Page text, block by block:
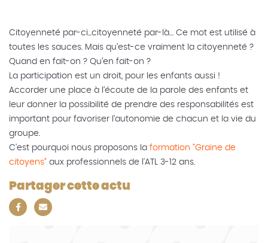
Citoyenneté par-ci...citoyenneté par-là… Ce mot est utilisé à
toutes les sauces. Mais qu’est-ce vraiment la citoyenneté ?
Quand en fait-on ? Qu’en fait-on ?
La participation est un droit, pour les enfants aussi !
Accorder une place à l’écoute de la parole des enfants et
leur donner la possibilité de prendre des responsabilités est
important pour favoriser l’autonomie de chacun et la vie du
groupe.
C'est pourquoi nous proposons la formation "Graine de
citoyens" aux professionnels de l'ATL 3-12 ans.
Partager cette actu